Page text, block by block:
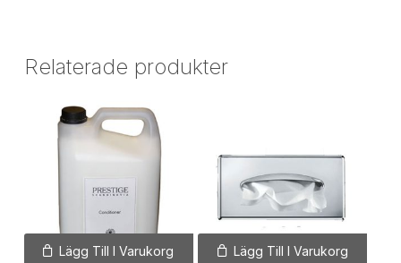
Relaterade produkter
Lägg Till I Varukorg Lägg Till I Varukorg